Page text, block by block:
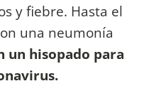
y fiebre. Hasta el
una neumonía
un hisopado para